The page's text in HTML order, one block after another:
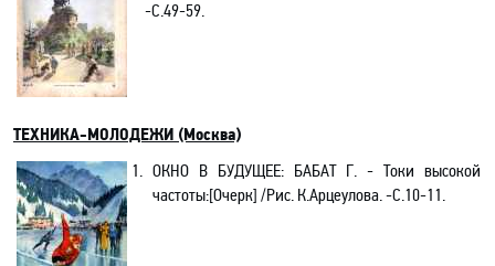
-С.49-59.
ТЕХНИКА-МОЛОДЕЖИ (Москва)
1. ОКНО В БУДУЩЕЕ: БАБАТ Г. - Токи высокой
частоты:[Очерк] /Рис. К.Арцеулова. -C.10-11.